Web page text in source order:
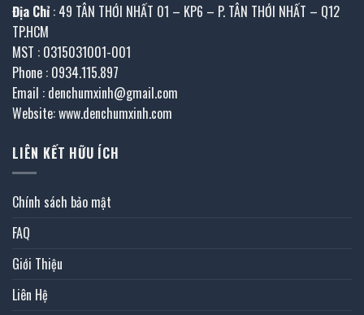
Địa Chỉ : 49 TÂN THỚI NHẤT 01 – KP6 – P. TÂN THỚI NHẤT – Q12
TP.HCM
MST : 0315031001-001
Phone : 0934.115.897
Email : denchumxinh@gmail.com
Website: www.denchumxinh.com
LIÊN KẾT HỮU ÍCH
Chính sách bảo mật
FAQ
Giới Thiệu
Liên Hệ